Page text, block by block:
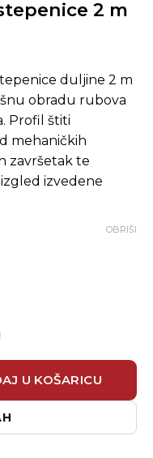
2 m
duljine 2 m
obradu rubova
Profil štiti
mehaničkih
završetak te
izvedene
OBRIŠI
količina
U KOŠARICU